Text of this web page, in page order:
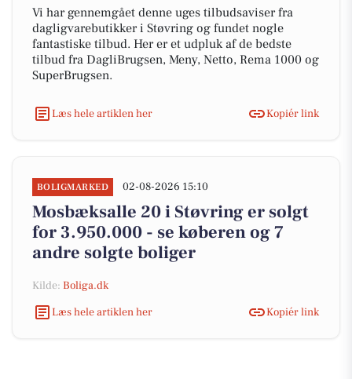
Vi har gennemgået denne uges tilbudsaviser fra
dagligvarebutikker i Støvring og fundet nogle
fantastiske tilbud. Her er et udpluk af de bedste
tilbud fra DagliBrugsen, Meny, Netto, Rema 1000 og
SuperBrugsen.
Læs hele artiklen her Kopiér link
BOLIGMARKED 02-08-2026 15:10
Mosbæksalle 20 i Støvring er solgt
for 3.950.000 - se køberen og 7
andre solgte boliger
Kilde: Boliga.dk
Læs hele artiklen her
Kopiér link